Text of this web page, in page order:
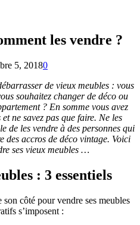
les vendre ?
5, 20180
de vieux meubles : vous
souhaitez changer de déco ou
? En somme vous avez
ne savez pas que faire. Ne les
de les vendre à des personnes qui
des accros de déco vintage. Voici
ses vieux meubles …
: 3 essentiels
côté pour vendre ses meubles
s’imposent :